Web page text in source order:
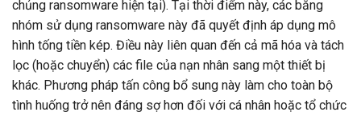
chủng ransomware hiện tại). Tại thời điểm này, các băng
nhóm sử dụng ransomware này đã quyết định áp dụng mô
hình tống tiền kép. Điều này liên quan đến cả mã hóa và tách
lọc (hoặc chuyển) các file của nạn nhân sang một thiết bị
khác. Phương pháp tấn công bổ sung này làm cho toàn bộ
tình huống trở nên đáng sợ hơn đối với cá nhân hoặc tổ chức